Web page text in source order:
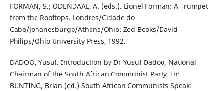
FORMAN, S.; ODENDAAL, A. (eds.). Lionel Forman: A Trumpet
from the Rooftops. Londres/Cidade do
Cabo/Johanesburgo/Athens/Ohio: Zed Books/David
Philips/Ohio University Press, 1992.
DADOO, Yusuf. Introduction by Dr Yusuf Dadoo, National
Chairman of the South African Communist Party. In:
BUNTING, Brian (ed.) South African Communists Speak: